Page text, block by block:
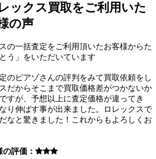
ックス買取をご利用いた
の声
の一括査定をご利用頂いたお客様からた
う」をいただいています
のピアゾさんの評判をみて買取依頼をし
だからそこまで買取価格差がつかないか
すが、予想以上に査定価格が違ってき
り伸ばす事が出来ました。ロレックスで
なと驚きました！これからもよろしくお
評価：